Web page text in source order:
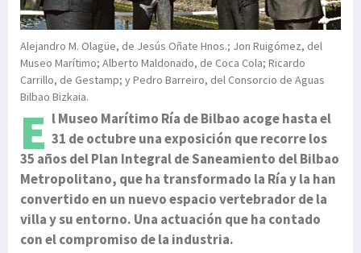
Alejandro M. Olagüe, de Jesús Oñate Hnos.; Jon Ruigómez, del
Museo Marítimo; Alberto Maldonado, de Coca Cola; Ricardo
Carrillo, de Gestamp; y Pedro Barreiro, del Consorcio de Aguas
Bilbao Bizkaia.
E l Museo Marítimo Ría de Bilbao acoge hasta el
31 de octubre una exposición que recorre los
35 años del Plan Integral de Saneamiento del Bilbao
Metropolitano, que ha transformado la Ría y la han
convertido en un nuevo espacio vertebrador de la
villa y su entorno. Una actuación que ha contado
con el compromiso de la industria.